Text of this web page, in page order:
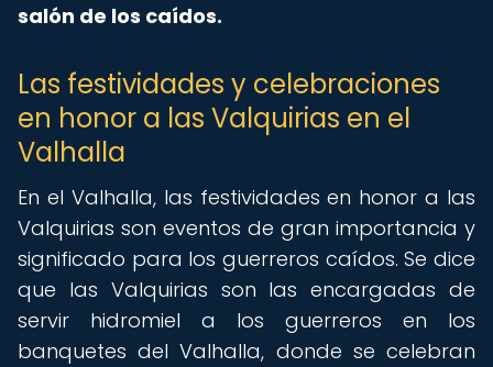
salón de los caídos.
Las festividades y celebraciones
en honor a las Valquirias en el
Valhalla
En el Valhalla, las festividades en honor a las
Valquirias son eventos de gran importancia y
significado para los guerreros caídos. Se dice
que las Valquirias son las encargadas de
servir hidromiel a los guerreros en los
banquetes del Valhalla, donde se celebran